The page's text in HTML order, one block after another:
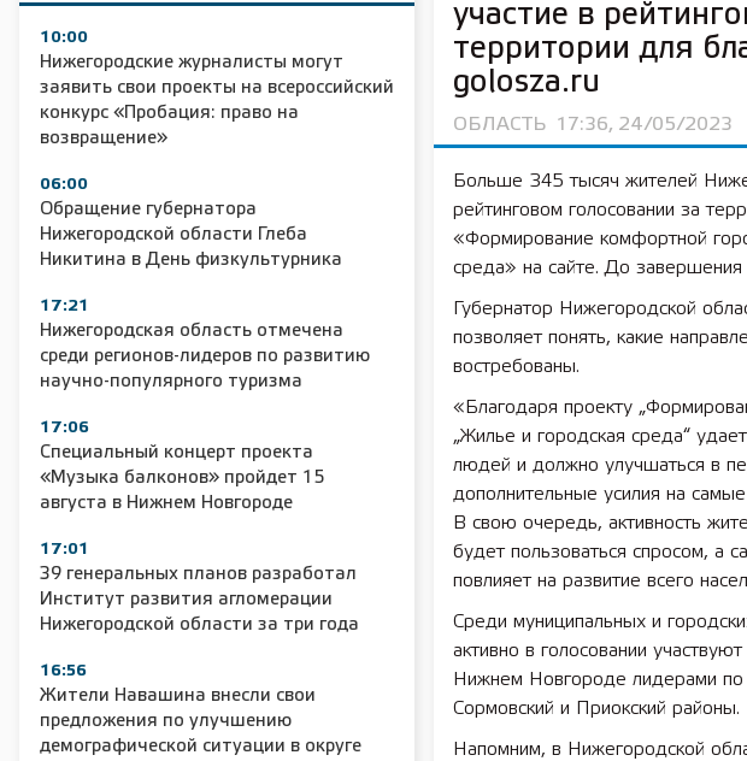
10:00
Нижегородские журналисты могут
заявить свои проекты на всероссийский
конкурс «Пробация: право на
возвращение»
06:00
Обращение губернатора
Нижегородской области Глеба
Никитина в День физкультурника
17:21
Нижегородская область отмечена
среди регионов-лидеров по развитию
научно-популярного туризма
17:06
Специальный концерт проекта
«Музыка балконов» пройдет 15
августа в Нижнем Новгороде
17:01
39 генеральных планов разработал
Институт развития агломерации
Нижегородской области за три года
16:56
Жители Навашина внесли свои
предложения по улучшению
демографической ситуации в округе
участие в
территории для
golosza.ru
ОБЛАСТЬ 17:36, 24/05/2023
Больше 345 тысяч жителей
рейтинговом голосовании за
«Формирование комфортной
среда» на сайте. До завершения
Губернатор Нижегородской
позволяет понять, какие
востребованы.
«Благодаря проекту
„Жилье и городская среда“
людей и должно улучшаться в
дополнительные усилия на
В свою очередь, активность
будет пользоваться спросом, а
повлияет на развитие всего
Среди муниципальных и
активно в голосовании
Нижнем Новгороде лидерами по
Сормовский и Приокский районы.
Напомним, в Нижегородской